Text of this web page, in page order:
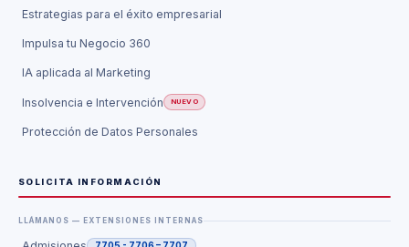
Estrategias para el éxito empresarial
Impulsa tu Negocio 360
IA aplicada al Marketing
Insolvencia e Intervención NUEVO
Protección de Datos Personales
SOLICITA INFORMACIÓN
LLÁMANOS — EXTENSIONES INTERNAS